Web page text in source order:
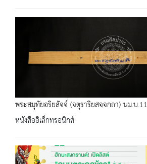
พระสมุทัยอริยสัจจ์ (จตุราริยสจฺจกถา) นม.บ
หนังสืออิเล็กทรอนิกส์